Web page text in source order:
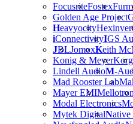
FocusriteFostex
Golden Age Project
Heavyocity
iConnectivityIGS
JBLJomoxKeith
Konig & MeyerKorg
Lindell AudioM-
Mad Rooster Lab
Mayer EMIMellotron
Modal Electronics
Mytek DigitalNative